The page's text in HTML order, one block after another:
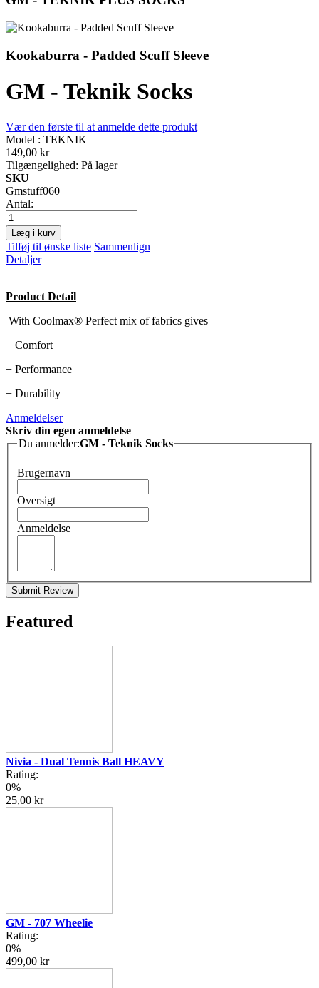
Kookaburra - Padded Scuff Sleeve
GM - Teknik Socks
Vær den første til at anmelde dette produkt
Model : TEKNIK
149,00 kr
Tilgængelighed: På lager
SKU
Gmstuff060
Antal:
Læg i kurv
Tilføj til ønske liste Sammenlign
Detaljer
Product Detail
With Coolmax® Perfect mix of fabrics gives
+ Comfort
+ Performance
+ Durability
Anmeldelser
Skriv din egen anmeldelse
Du anmelder:
GM - Teknik Socks
Brugernavn
Oversigt
Anmeldelse
Submit Review
Featured
Nivia - Dual Tennis Ball HEAVY
Rating:
0%
25,00 kr
GM - 707 Wheelie
Rating:
0%
499,00 kr